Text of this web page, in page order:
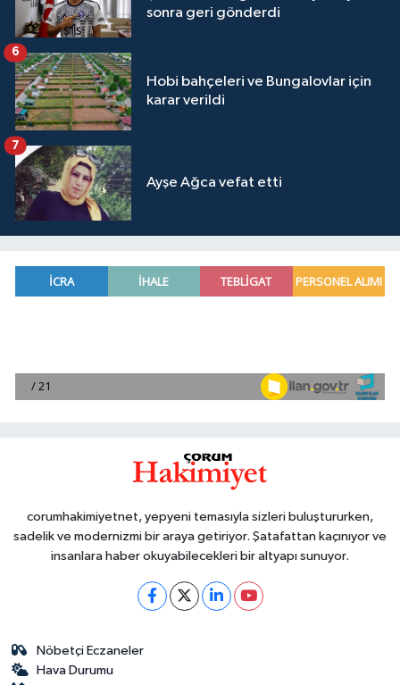
sonra geri gönderdi
Hobi bahçeleri ve Bungalovlar için
karar verildi
6
Ayşe Ağca vefat etti
7
corumhakimiyetnet, yepyeni temasıyla sizleri buluştururken,
sadelik ve modernizmi bir araya getiriyor. Şatafattan kaçınıyor ve
insanlara haber okuyabilecekleri bir altyapı sunuyor.
Nöbetçi Eczaneler
Hava Durumu